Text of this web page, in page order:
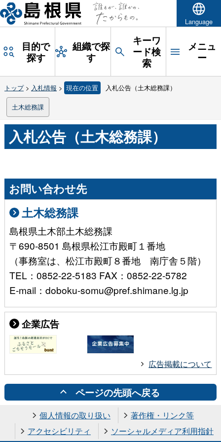
Language
目的で
探す
組織で探
す
キーワ
ード検
索
メニュ
ー
トップ> 入札情報 > 現在の位置 入札公告（土木総務課）
土木総務課
入札公告（土木総務課）
お問い合わせ先
土木総務課
島根県土木部土木総務課
〒690-8501 島根県松江市殿町１番地
（事務室は、松江市殿町８番地 南庁舎５階）
TEL：0852-22-5183 FAX：0852-22-5782
E-mail：doboku-somu@pref.shimane.lg.jp
企業広告
広告掲載について
ページの先頭へ戻る
個人情報の取り扱い
著作権・リンク等
アクセシビリティ
ソーシャルメディア利用指針